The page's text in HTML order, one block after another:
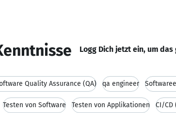
Logg Dich jetzt ein, um
Quality Assurance (QA) qa engineer
Testen von Software Testen von Applikationen CI/